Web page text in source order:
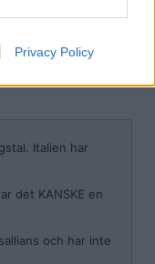
Privacy Policy
Citera
Italien har
det KANSKE en
och har inte